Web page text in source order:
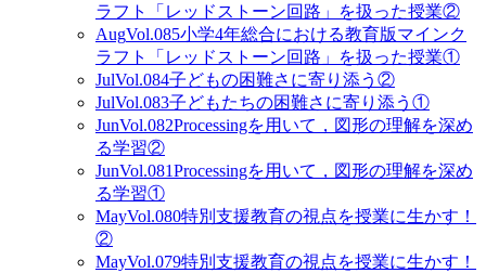
ラフト「レッドストーン回路」を扱った授業②
AugVol.085小学4年総合における教育版マインク
ラフト「レッドストーン回路」を扱った授業①
JulVol.084子どもの困難さに寄り添う②
JulVol.083子どもたちの困難さに寄り添う①
JunVol.082Processingを用いて，図形の理解を深め
る学習②
JunVol.081Processingを用いて，図形の理解を深め
る学習①
MayVol.080特別支援教育の視点を授業に生かす！
②
MayVol.079特別支援教育の視点を授業に生かす！